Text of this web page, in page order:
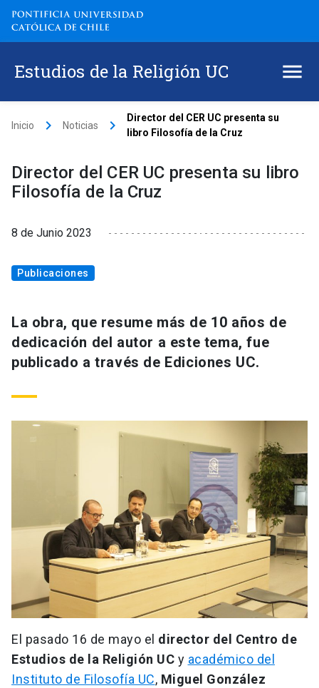
Estudios de la Religión UC
Inicio keyboard_arrow_right Noticias keyboard_arrow_right
Director del CER UC presenta su
libro Filosofía de la Cruz
Director del CER UC presenta su libro
Filosofía de la Cruz
8 de Junio 2023
Publicaciones
La obra, que resume más de 10 años de
dedicación del autor a este tema, fue
publicado a través de Ediciones UC.
El pasado 16 de mayo el director del Centro de
Estudios de la Religión UC y académico del
Instituto de Filosofía UC, Miguel González